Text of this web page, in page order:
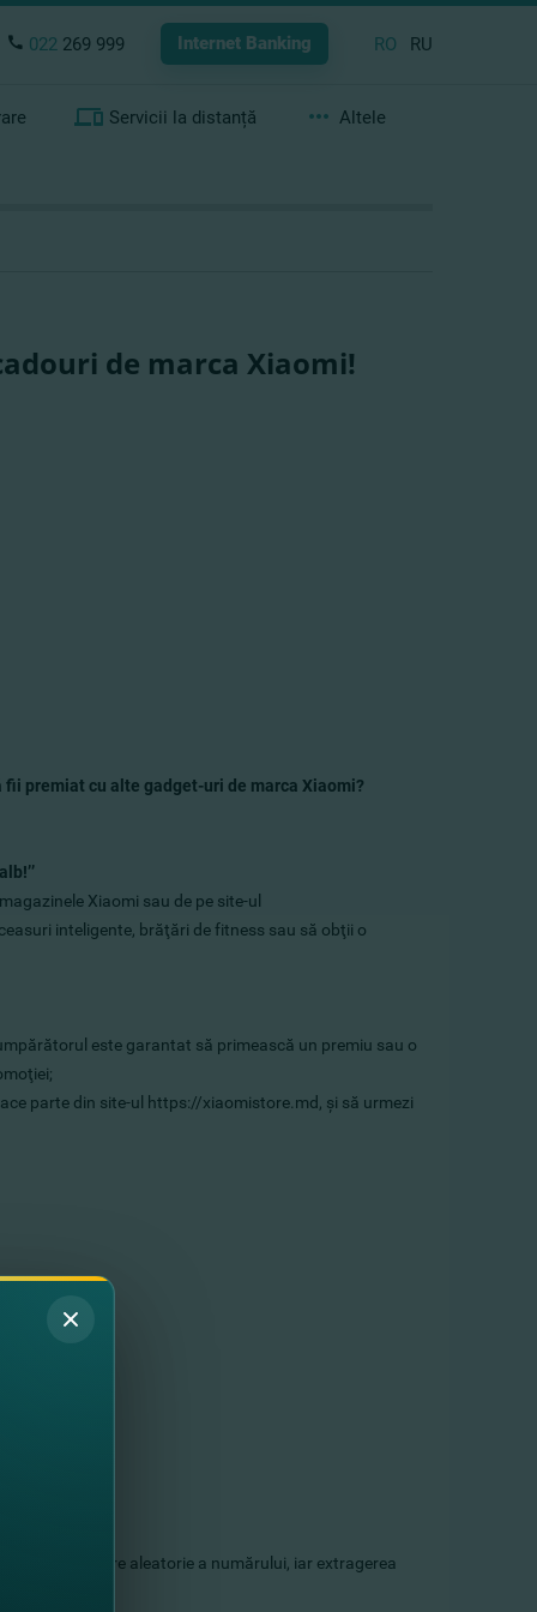
022 269 999 Internet Banking RO RU
Servicii la distanță Altele
de marca Xiaomi!
premiat cu alte gadget-uri de marca Xiaomi?
’’
Xiaomi sau de pe site-ul
inteligente, brăţări de fitness sau să obţii o
este garantat să primească un premiu sau o
parte din site-ul https://xiaomistore.md, şi să urmezi
de selectare aleatorie a numărului, iar extragerea